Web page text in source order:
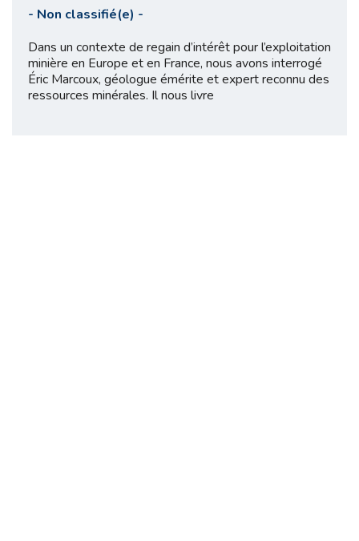
- Non classifié(e) -
Dans un contexte de regain d’intérêt pour l’exploitation
minière en Europe et en France, nous avons interrogé
Éric Marcoux, géologue émérite et expert reconnu des
ressources minérales. Il nous livre